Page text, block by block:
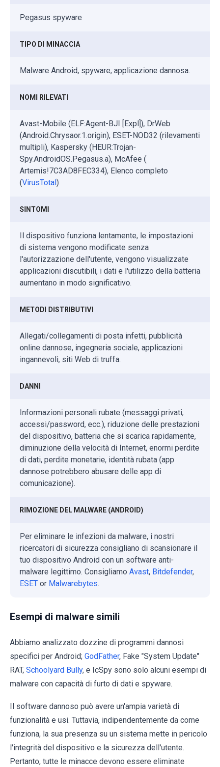
Pegasus spyware
TIPO DI MINACCIA
Malware Android, spyware, applicazione dannosa.
NOMI RILEVATI
Avast-Mobile (ELF:Agent-BJI [Expl]), DrWeb
(Android.Chrysaor.1.origin), ESET-NOD32 (rilevamenti
multipli), Kaspersky (HEUR:Trojan-
Spy.AndroidOS.Pegasus.a), McAfee (
Artemis!7C3AD8FEC334), Elenco completo
(VirusTotal)
SINTOMI
Il dispositivo funziona lentamente, le impostazioni
di sistema vengono modificate senza
l'autorizzazione dell'utente, vengono visualizzate
applicazioni discutibili, i dati e l'utilizzo della batteria
aumentano in modo significativo.
METODI DISTRIBUTIVI
Allegati/collegamenti di posta infetti, pubblicità
online dannose, ingegneria sociale, applicazioni
ingannevoli, siti Web di truffa.
DANNI
Informazioni personali rubate (messaggi privati,
accessi/password, ecc.), riduzione delle prestazioni
del dispositivo, batteria che si scarica rapidamente,
diminuzione della velocità di Internet, enormi perdite
di dati, perdite monetarie, identità rubata (app
dannose potrebbero abusare delle app di
comunicazione).
RIMOZIONE DEL MALWARE (ANDROID)
Per eliminare le infezioni da malware, i nostri
ricercatori di sicurezza consigliano di scansionare il
tuo dispositivo Android con un software anti-
malware legittimo. Consigliamo Avast, Bitdefender,
ESET or Malwarebytes.
Esempi di malware simili
Abbiamo analizzato dozzine di programmi dannosi
specifici per Android; GodFather, Fake "System Update"
RAT, Schoolyard Bully, e IcSpy sono solo alcuni esempi di
malware con capacità di furto di dati e spyware.
Il software dannoso può avere un'ampia varietà di
funzionalità e usi. Tuttavia, indipendentemente da come
funziona, la sua presenza su un sistema mette in pericolo
l'integrità del dispositivo e la sicurezza dell'utente.
Pertanto, tutte le minacce devono essere eliminate